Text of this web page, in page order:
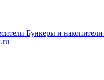
Бункеры и накопители